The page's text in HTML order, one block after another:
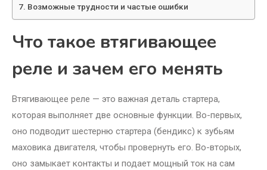
Возможные трудности и частые ошибки
Что такое втягивающее
реле и зачем его менять
Втягивающее реле — это важная деталь стартера,
которая выполняет две основные функции. Во-первых,
оно подводит шестерню стартера (бендикс) к зубьям
маховика двигателя, чтобы провернуть его. Во-вторых,
оно замыкает контакты и подает мощный ток на сам